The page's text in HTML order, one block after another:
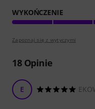
WYKOŃCZENIE
Zapoznaj się z wytyczymi
18Opinie
E